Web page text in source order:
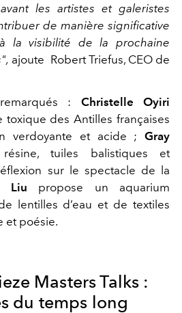
les artistes et galeristes
de manière significative
la visibilité de la prochaine
", ajoute Robert Triefus, CEO de
: Christelle Oyiri
des Antilles françaises
verdoyante et acide ; Gray
tuiles balistiques et
sur le spectacle de la
Liu propose un aquarium
lentilles d’eau et de textiles
et poésie.
Masters Talks :
du temps long